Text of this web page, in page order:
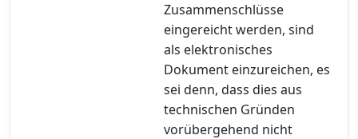
Zusammenschlüsse
eingereicht werden, sind
als elektronisches
Dokument einzureichen, es
sei denn, dass dies aus
technischen Gründen
vorübergehend nicht